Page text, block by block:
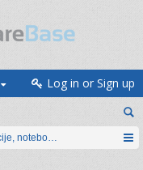
Log in or Sign up
notebook računari, servis